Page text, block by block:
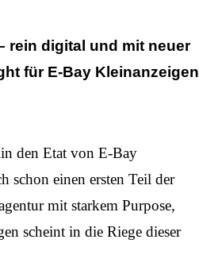
rein digital und mit neuer
für E-Bay Kleinanzeigen
den Etat von E-Bay
schon einen ersten Teil der
mit starkem Purpose,
scheint in die Riege dieser